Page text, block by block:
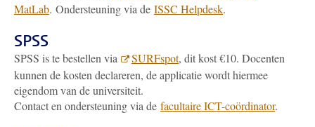
MatLab. Ondersteuning via de ISSC Helpdesk.
SPSS
SPSS is te bestellen via SURFspot, dit kost €10. Docenten
kunnen de kosten declareren, de applicatie wordt hiermee
eigendom van de universiteit.
Contact en ondersteuning via de facultaire ICT-coördinator.